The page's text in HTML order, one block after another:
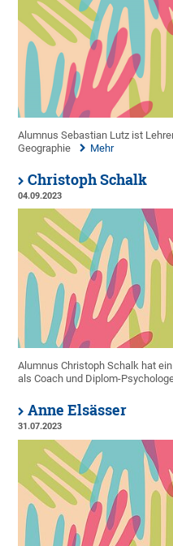
Alumnus Sebastian Lutz ist
Geographie
Mehr
Christoph Schalk
04.09.2023
Alumnus Christoph Schalk hat
als Coach und Diplom-
Anne Elsässer
31.07.2023